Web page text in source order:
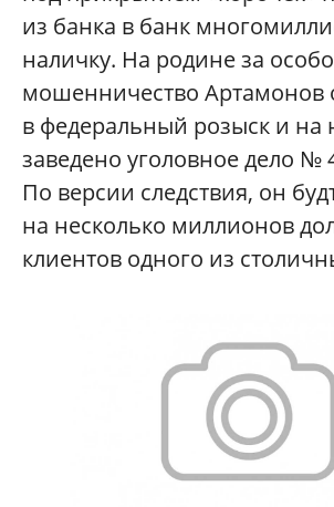
из банка в банк
наличку. На родине за
мошенничество Артамонов
в федеральный розыск и на
заведено уголовное дело №
По версии следствия, он
на несколько миллионов
клиентов одного из